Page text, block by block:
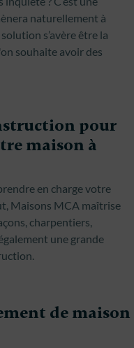
naturellement à
s’avère être la
souhaite avoir des
pour
maison à
en charge votre
Maisons MCA maîtrise
charpentiers,
une grande
de maison